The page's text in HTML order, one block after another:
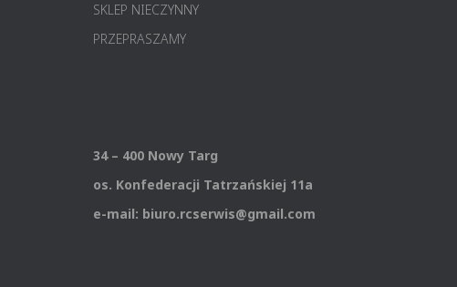
SKLEP NIECZYNNY
PRZEPRASZAMY
34 – 400 Nowy Targ
os. Konfederacji Tatrzańskiej 11a
e-mail: biuro.rcserwis@gmail.com